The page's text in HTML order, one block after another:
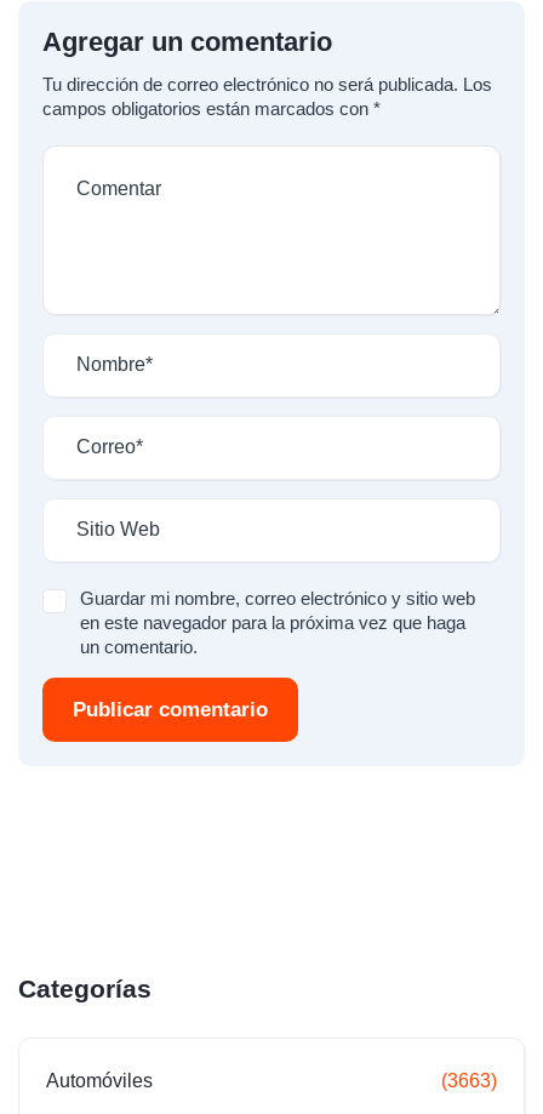
Agregar un comentario
Tu dirección de correo electrónico no será publicada. Los
campos obligatorios están marcados con *
Guardar mi nombre, correo electrónico y sitio web
en este navegador para la próxima vez que haga
un comentario.
Publicar comentario
Categorías
Automóviles (3663)